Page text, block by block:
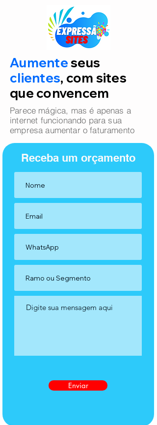
Aumenteseus
clientes, com sites
que convencem
Parece mágica, mas é apenas a
internet funcionando para sua
empresa aumentar o faturamento
Receba um orçamento
Enviar